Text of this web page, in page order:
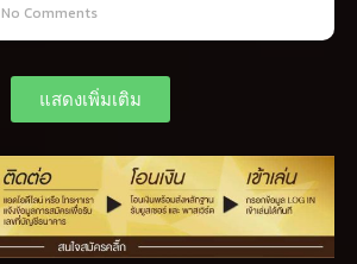
No Comments
แสดงเพิ่มเติม